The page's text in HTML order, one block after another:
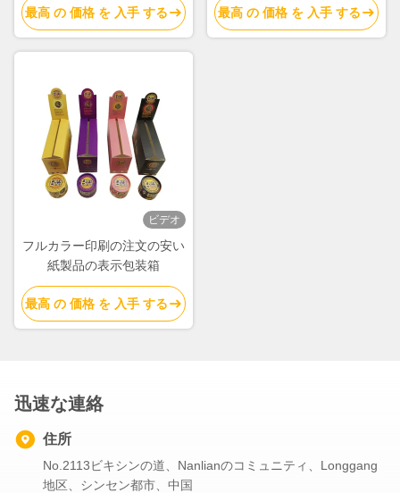
最高 の 価格 を 入手 する
最高 の 価格 を 入手 する
ビデオ
フルカラー印刷の注文の安い
紙製品の表示包装箱
最高 の 価格 を 入手 する
迅速な連絡
住所
No.2113ビキシンの道、Nanlianのコミュニティ、Longgang
地区、シンセン都市、中国